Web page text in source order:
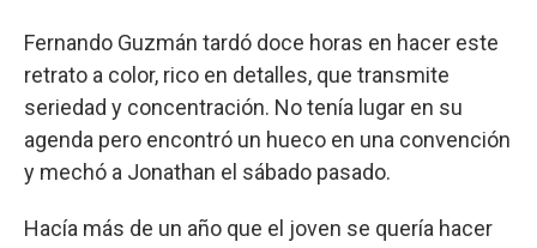
Fernando Guzmán tardó doce horas en hacer este
retrato a color, rico en detalles, que transmite
seriedad y concentración. No tenía lugar en su
agenda pero encontró un hueco en una convención
y mechó a Jonathan el sábado pasado.
Hacía más de un año que el joven se quería hacer